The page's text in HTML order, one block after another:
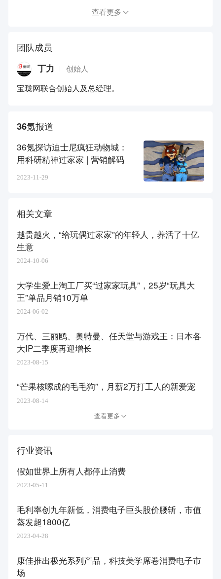
查看更多
团队成员
丁力 创始人
宝珑网联合创始人及总经理。
36氪报道
36氪探访迪士尼疯狂动物城：
用科研精神过家家 | 营销解码
2023-11-29
相关文章
越贵越火，“给玩偶过家家”的年轻人，养活了十亿
生意
2024-10-06
大学生爱上淘工厂买“过家家玩具”，25岁“玩具大
王”单品月销10万单
2024-06-02
万代、三丽鸥、奥特曼、任天堂与游戏王：日本各
大IP二季度再迎增长
2023-08-15
“芒果核嗦成的毛毛狗”，月薪2万打工人的新爱宠
2023-08-14
查看更多
行业资讯
假如世界上所有人都停止消费
2023-05-11
毛利率创九年新低，消费电子巨头股价腰斩，市值
蒸发超1800亿
2023-04-28
康佳推出极光系列产品，科技美学席卷消费电子市
场